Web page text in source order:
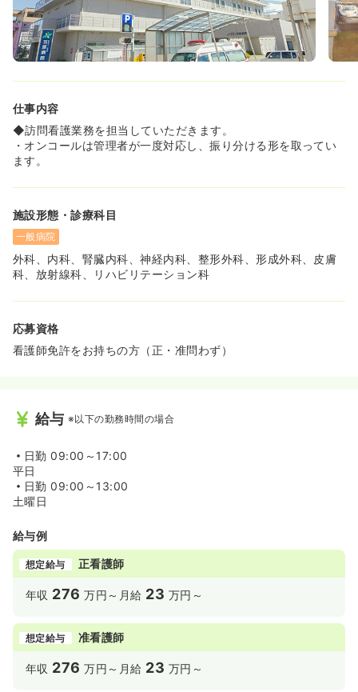
仕事内容
◆訪問看護業務を担当していただきます。
・オンコールは管理者が一度対応し、振り分ける形を取ってい
ます。
施設形態・診療科目
一般病院
外科、内科、腎臓内科、神経内科、整形外科、形成外科、皮膚
科、放射線科、リハビリテーション科
応募資格
看護師免許をお持ちの方（正・准問わず）
給与 ※以下の勤務時間の場合
日勤 09:00～17:00
平日
日勤 09:00～13:00
土曜日
給与例
想定給与 正看護師
年収 276 万円～ 月給 23 万円～
想定給与 准看護師
年収 276 万円～ 月給 23 万円～